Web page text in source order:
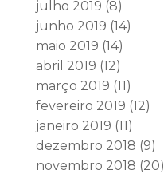
julho 2019 (8)
junho 2019 (14)
maio 2019 (14)
abril 2019 (12)
março 2019 (11)
fevereiro 2019 (12)
janeiro 2019 (11)
dezembro 2018 (9)
novembro 2018 (20)